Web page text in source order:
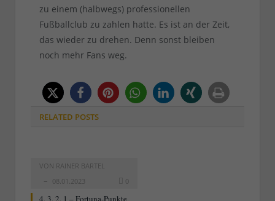
zu einem (halbwegs) professionellen
Fußballclub zu zahlen hatte. Es ist an der Zeit,
das wieder zu drehen. Denn sonst bleiben
noch mehr Fans weg.
RELATED POSTS
VON RAINER BARTEL
08.01.2023
0
4, 3, 2, 1 – Fortuna-Punkte